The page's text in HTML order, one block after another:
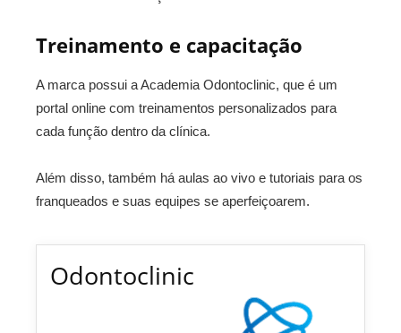
Treinamento e capacitação
A marca possui a Academia Odontoclinic, que é um
portal online com treinamentos personalizados para
cada função dentro da clínica.
Além disso, também há aulas ao vivo e tutoriais para os
franqueados e suas equipes se aperfeiçoarem.
Odontoclinic